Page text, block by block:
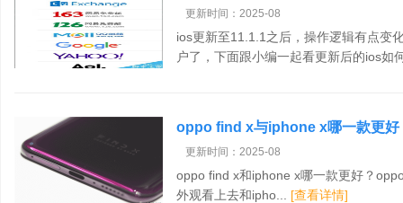
更新时间：2025-08
ios更新至11.1.1之后，操作逻辑有点变
户了，下面跟小编一起看更新后的ios如
oppo find x与iphone x哪一款更
评测
更新时间：2025-08
oppo find x和iphone x哪一款更好？
外观看上去和ipho... [查看详情]